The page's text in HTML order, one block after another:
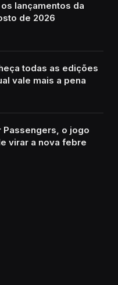
lançamentos da
de 2026
todas as edições
vale mais a pena
Passengers, o jogo
virar a nova febre